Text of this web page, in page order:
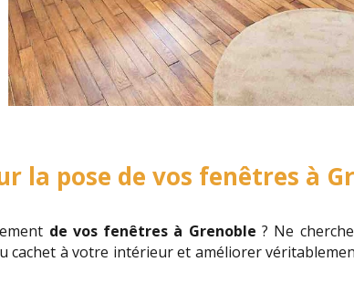
la pose de vos fenêtres à
de vos fenêtres à Grenoble ? Ne
cachet à votre intérieur et améliorer